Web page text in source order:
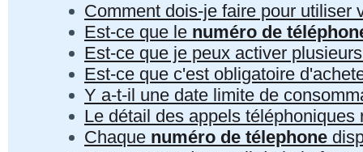
Comment dois-je faire pour utiliser
Est-ce que le numéro de
Est-ce que je peux activer
Est-ce que c'est obligatoire
Y a-t-il une date limite de
Le détail des appels
Chaque numéro de télephone